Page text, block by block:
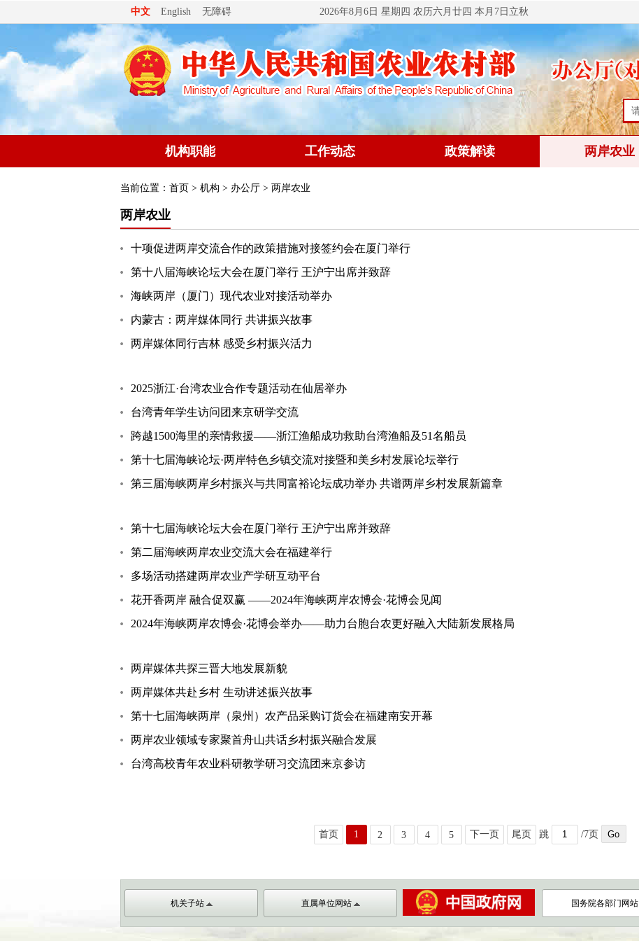
中文 English 无障碍 2026年8月6日 星期四 农历六月廿四 本月7日立秋
机构职能 工作动态 政策解读 两岸农业
当前位置： 首页 > 机构 > 办公厅 > 两岸农业
两岸农业
十项促进两岸交流合作的政策措施对接签约会在厦门举行
第十八届海峡论坛大会在厦门举行 王沪宁出席并致辞
海峡两岸（厦门）现代农业对接活动举办
内蒙古：两岸媒体同行 共讲振兴故事
两岸媒体同行吉林 感受乡村振兴活力
2025浙江·台湾农业合作专题活动在仙居举办
台湾青年学生访问团来京研学交流
跨越1500海里的亲情救援——浙江渔船成功救助台湾渔船及51名船员
第十七届海峡论坛·两岸特色乡镇交流对接暨和美乡村发展论坛举行
第三届海峡两岸乡村振兴与共同富裕论坛成功举办 共谱两岸乡村发展新篇章
第十七届海峡论坛大会在厦门举行 王沪宁出席并致辞
第二届海峡两岸农业交流大会在福建举行
多场活动搭建两岸农业产学研互动平台
花开香两岸 融合促双赢 ——2024年海峡两岸农博会·花博会见闻
2024年海峡两岸农博会·花博会举办——助力台胞台农更好融入大陆新发展格局
两岸媒体共探三晋大地发展新貌
两岸媒体共赴乡村 生动讲述振兴故事
第十七届海峡两岸（泉州）农产品采购订货会在福建南安开幕
两岸农业领域专家聚首舟山共话乡村振兴融合发展
台湾高校青年农业科研教学研习交流团来京参访
首页 1 2 3 4 5 下一页 尾页 跳 /7页
机关子站 直属单位网站 国务院各部门网站